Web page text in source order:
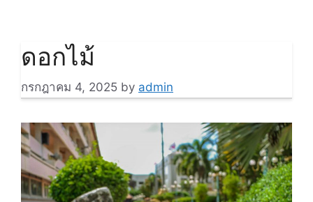
ดอกไม้
กรกฎาคม 4, 2025 by admin